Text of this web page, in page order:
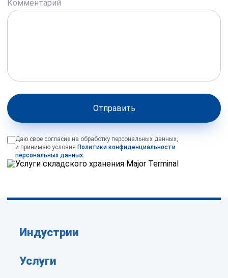
Комментарий
Отправить
Даю свое согласие на обработку персональных данных,
и принимаю условия Политики конфиденциальности
персональных данных.
Индустрии
Услуги